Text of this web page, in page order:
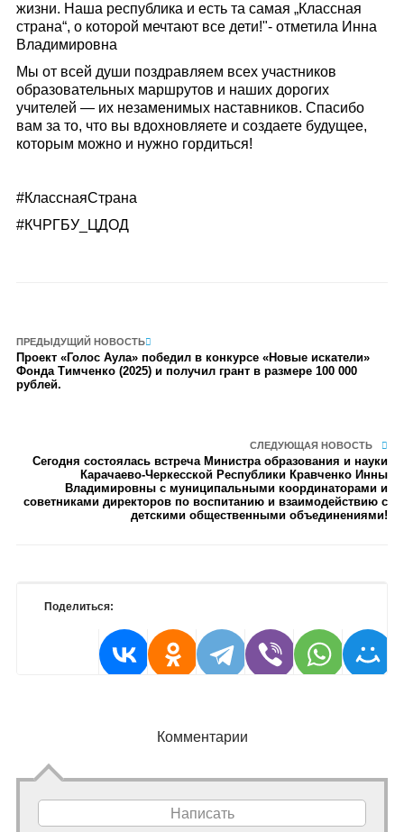
жизни. Наша республика и есть та самая „Классная
страна“, о которой мечтают все дети!"- отметила Инна
Владимировна
Мы от всей души поздравляем всех участников
образовательных маршрутов и наших дорогих
учителей — их незаменимых наставников. Спасибо
вам за то, что вы вдохновляете и создаете будущее,
которым можно и нужно гордиться!
#КласснаяСтрана
#КЧРГБУ_ЦДОД
ПРЕДЫДУЩИЙ НОВОСТЬ
Проект «Голос Аула» победил в конкурсе «Новые искатели»
Фонда Тимченко (2025) и получил грант в размере 100 000
рублей.
СЛЕДУЮЩАЯ НОВОСТЬ
Сегодня состоялась встреча Министра образования и науки
Карачаево-Черкесской Республики Кравченко Инны
Владимировны с муниципальными координаторами и
советниками директоров по воспитанию и взаимодействию с
детскими общественными объединениями!
Поделиться:
Комментарии
Написать